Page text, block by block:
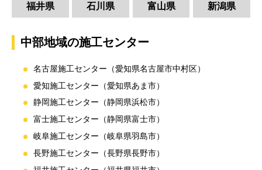
福井県 石川県 富山県 新潟県
中部地域の施工センター
名古屋施工センター（愛知県名古屋市中村区）
愛知施工センター（愛知県あま市）
静岡施工センター（静岡県浜松市）
富士施工センター（静岡県富士市）
岐阜施工センター（岐阜県羽島市）
長野施工センター（長野県長野市）